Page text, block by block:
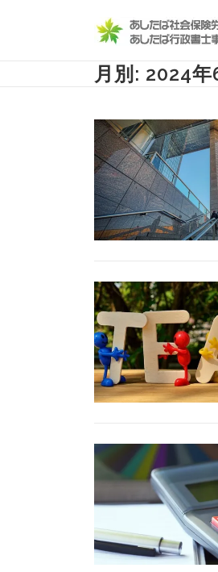
月別: 2024年